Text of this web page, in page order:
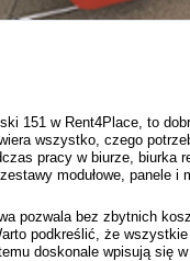
151 w Rent4Place, to
wszystko, czego
pracy w biurze, biurka
modułowe, panele i
pozwala bez zbytnich
podkreślić, że
doskonale wpisują się